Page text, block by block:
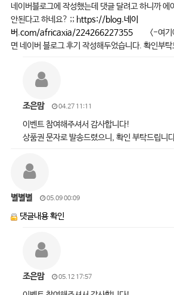
네이버블로그에 작성했는데 댓글 달려고 하니까 에
안된다고 하네요? ;; https://blog.네이
버.com/africaxia/224266227355<-여기에
면 네이버 블로그 후기 작성해두었습니다. 확인부
조은맘 04.27 11:11
이벤트 참여해주셔서 감사합니다!
상품권 문자로 발송드렸으니, 확인 부탁드립니
별별별 05.09 00:09
댓글내용 확인
조은맘 05.12 17:57